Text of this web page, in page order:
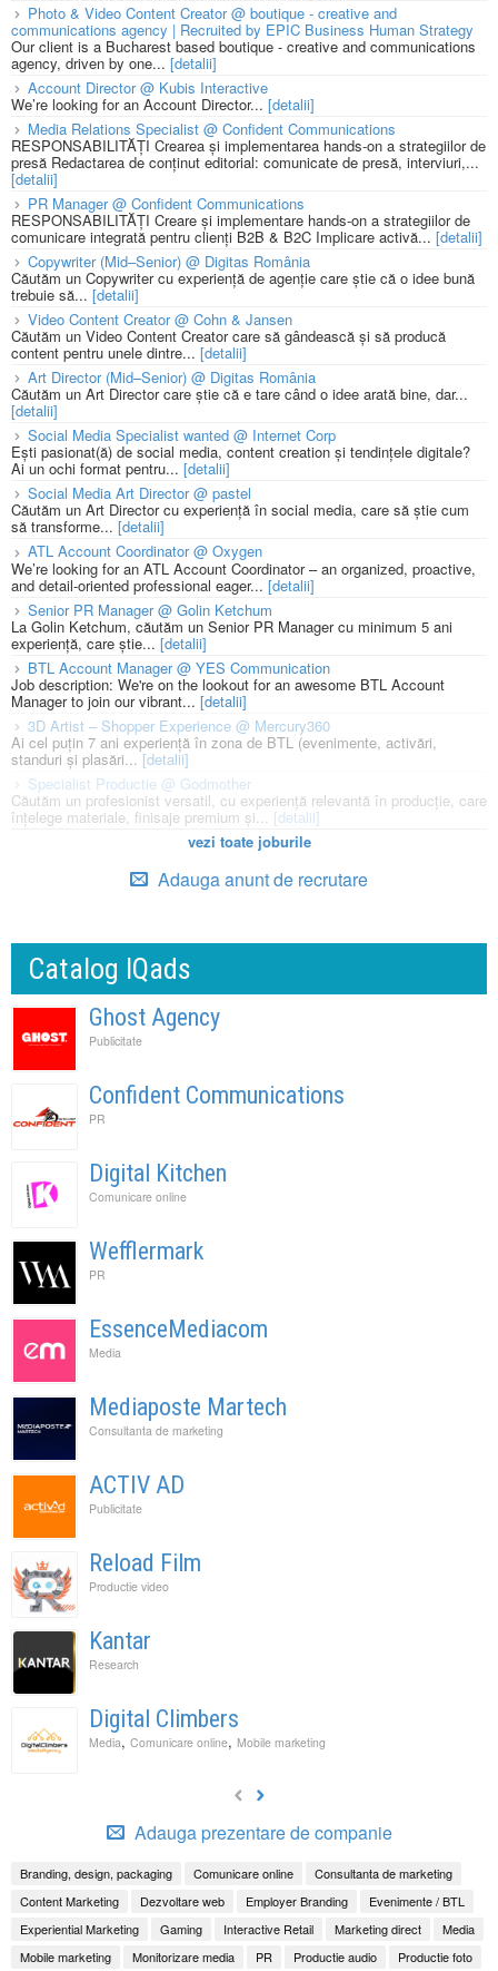
Photo & Video Content Creator @ boutique - creative and
communications agency | Recruited by EPIC Business Human Strategy
Our client is a Bucharest based boutique - creative and communications
agency, driven by one... [detalii]
Account Director @ Kubis Interactive
We’re looking for an Account Director... [detalii]
Media Relations Specialist @ Confident Communications
RESPONSABILITĂȚI Crearea și implementarea hands-on a strategiilor de
presă Redactarea de conținut editorial: comunicate de presă, interviuri,...
[detalii]
PR Manager @ Confident Communications
RESPONSABILITĂȚI Creare și implementare hands-on a strategiilor de
comunicare integrată pentru clienți B2B & B2C Implicare activă... [detalii]
Copywriter (Mid–Senior) @ Digitas România
Căutăm un Copywriter cu experiență de agenție care știe că o idee bună
trebuie să... [detalii]
Video Content Creator @ Cohn & Jansen
Căutăm un Video Content Creator care să gândească și să producă
content pentru unele dintre... [detalii]
Art Director (Mid–Senior) @ Digitas România
Căutăm un Art Director care știe că e tare când o idee arată bine, dar...
[detalii]
Social Media Specialist wanted @ Internet Corp
Ești pasionat(ă) de social media, content creation și tendințele digitale?
Ai un ochi format pentru... [detalii]
Social Media Art Director @ pastel
Căutăm un Art Director cu experiență în social media, care să știe cum
să transforme... [detalii]
ATL Account Coordinator @ Oxygen
We’re looking for an ATL Account Coordinator – an organized, proactive,
and detail-oriented professional eager... [detalii]
Senior PR Manager @ Golin Ketchum
La Golin Ketchum, căutăm un Senior PR Manager cu minimum 5 ani
experiență, care știe... [detalii]
BTL Account Manager @ YES Communication
Job description: We're on the lookout for an awesome BTL Account
Manager to join our vibrant... [detalii]
3D Artist – Shopper Experience @ Mercury360
Ai cel puțin 7 ani experiență în zona de BTL (evenimente, activări,
standuri și plasări...[detalii]
Specialist Productie @ Godmother
Căutăm un profesionist versatil, cu experiență relevantă în producție, care
înțelege materiale, finisaje premium și... [detalii]
vezi toate joburile
Adauga anunt de recrutare
Catalog IQads
Ghost Agency
Publicitate
Confident Communications
PR
Digital Kitchen
Comunicare online
Wefflermark
PR
EssenceMediacom
Media
Mediaposte Martech
Consultanta de marketing
ACTIV AD
Publicitate
Reload Film
Productie video
Kantar
Research
Digital Climbers
Media, Comunicare online, Mobile marketing
Adauga prezentare de companie
Branding, design, packaging Comunicare online
Consultanta de marketing
Content Marketing
Dezvoltare web Employer Branding
Evenimente / BTL
Experiential Marketing
Gaming Interactive Retail Marketing direct
Media
Mobile marketing
Monitorizare media PR Productie audio Productie foto